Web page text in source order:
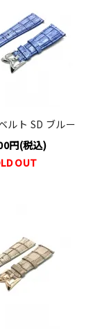
ルト SD ブルー
円(税込)
OUT